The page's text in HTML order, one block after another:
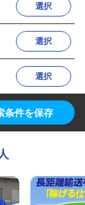
選択
選択
選択
条件を保存